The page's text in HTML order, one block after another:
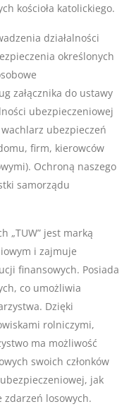
kościoła katolickiego.
działalności
określonych
załącznika do ustawy
ubezpieczeniowej
ubezpieczeń
firm, kierowców
Ochroną naszego
samorządu
„TUW” jest marką
i zajmuje
finansowych. Posiada
co umożliwia
Dzięki
rolniczymi,
ma możliwość
swoich członków
jak
zdarzeń losowych.